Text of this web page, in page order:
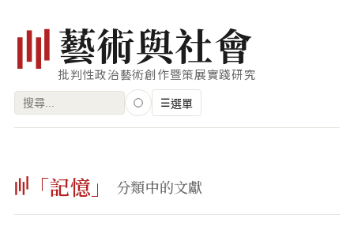
藝術與社會
批判性政治藝術創作暨策展實踐研究
搜
字:
☰選單
藝術家
創作類型
「記憶」 分類中的文獻